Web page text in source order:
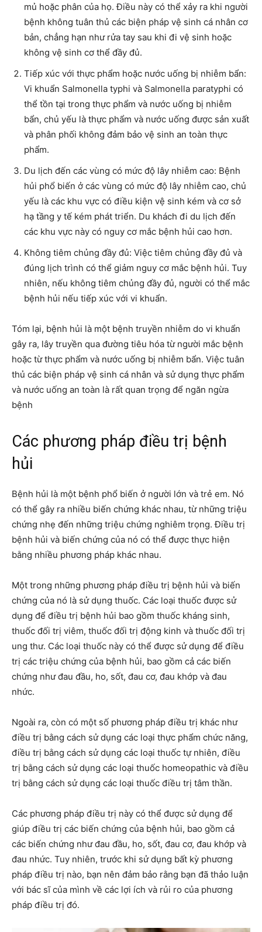
mủ hoặc phân của họ. Điều này có thể xảy ra khi người
bệnh không tuân thủ các biện pháp vệ sinh cá nhân cơ
bản, chẳng hạn như rửa tay sau khi đi vệ sinh hoặc
không vệ sinh cơ thể đầy đủ.
Tiếp xúc với thực phẩm hoặc nước uống bị nhiễm bẩn:
Vi khuẩn Salmonella typhi và Salmonella paratyphi có
thể tồn tại trong thực phẩm và nước uống bị nhiễm
bẩn, chủ yếu là thực phẩm và nước uống được sản xuất
và phân phối không đảm bảo vệ sinh an toàn thực
phẩm.
Du lịch đến các vùng có mức độ lây nhiễm cao: Bệnh
hủi phổ biến ở các vùng có mức độ lây nhiễm cao, chủ
yếu là các khu vực có điều kiện vệ sinh kém và cơ sở
hạ tầng y tế kém phát triển. Du khách đi du lịch đến
các khu vực này có nguy cơ mắc bệnh hủi cao hơn.
Không tiêm chủng đầy đủ: Việc tiêm chủng đầy đủ và
đúng lịch trình có thể giảm nguy cơ mắc bệnh hủi. Tuy
nhiên, nếu không tiêm chủng đầy đủ, người có thể mắc
bệnh hủi nếu tiếp xúc với vi khuẩn.
Tóm lại, bệnh hủi là một bệnh truyền nhiễm do vi khuẩn
gây ra, lây truyền qua đường tiêu hóa từ người mắc bệnh
hoặc từ thực phẩm và nước uống bị nhiễm bẩn. Việc tuân
thủ các biện pháp vệ sinh cá nhân và sử dụng thực phẩm
và nước uống an toàn là rất quan trọng để ngăn ngừa
bệnh
Các phương pháp điều trị bệnh
hủi
Bệnh hủi là một bệnh phổ biến ở người lớn và trẻ em. Nó
có thể gây ra nhiều biến chứng khác nhau, từ những triệu
chứng nhẹ đến những triệu chứng nghiêm trọng. Điều trị
bệnh hủi và biến chứng của nó có thể được thực hiện
bằng nhiều phương pháp khác nhau.
Một trong những phương pháp điều trị bệnh hủi và biến
chứng của nó là sử dụng thuốc. Các loại thuốc được sử
dụng để điều trị bệnh hủi bao gồm thuốc kháng sinh,
thuốc đối trị viêm, thuốc đối trị động kinh và thuốc đối trị
ung thư. Các loại thuốc này có thể được sử dụng để điều
trị các triệu chứng của bệnh hủi, bao gồm cả các biến
chứng như đau đầu, ho, sốt, đau cơ, đau khớp và đau
nhức.
Ngoài ra, còn có một số phương pháp điều trị khác như
điều trị bằng cách sử dụng các loại thực phẩm chức năng,
điều trị bằng cách sử dụng các loại thuốc tự nhiên, điều
trị bằng cách sử dụng các loại thuốc homeopathic và điều
trị bằng cách sử dụng các loại thuốc điều trị tâm thần.
Các phương pháp điều trị này có thể được sử dụng để
giúp điều trị các biến chứng của bệnh hủi, bao gồm cả
các biến chứng như đau đầu, ho, sốt, đau cơ, đau khớp và
đau nhức. Tuy nhiên, trước khi sử dụng bất kỳ phương
pháp điều trị nào, bạn nên đảm bảo rằng bạn đã thảo luận
với bác sĩ của mình về các lợi ích và rủi ro của phương
pháp điều trị đó.